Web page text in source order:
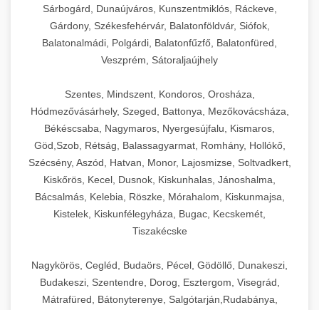
Sárbogárd, Dunaújváros, Kunszentmiklós, Ráckeve,
Gárdony, Székesfehérvár, Balatonföldvár, Siófok,
Balatonalmádi, Polgárdi, Balatonfűzfő, Balatonfüred,
Veszprém, Sátoraljaújhely
Szentes, Mindszent, Kondoros, Orosháza,
Hódmezővásárhely, Szeged, Battonya, Mezőkovácsháza,
Békéscsaba, Nagymaros, Nyergesújfalu, Kismaros,
Göd,Szob, Rétság, Balassagyarmat, Romhány, Hollókő,
Szécsény, Aszód, Hatvan, Monor, Lajosmizse, Soltvadkert,
Kiskőrös, Kecel, Dusnok, Kiskunhalas, Jánoshalma,
Bácsalmás, Kelebia, Röszke, Mórahalom, Kiskunmajsa,
Kistelek, Kiskunfélegyháza, Bugac, Kecskemét,
Tiszakécske
Nagykörös, Cegléd, Budaörs, Pécel, Gödöllő, Dunakeszi,
Budakeszi, Szentendre, Dorog, Esztergom, Visegrád,
Mátrafüred, Bátonyterenye, Salgótarján,Rudabánya,